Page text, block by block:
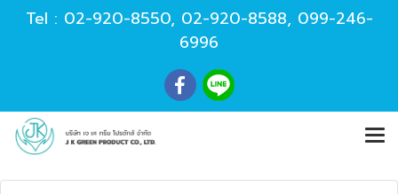
Tel : 02-920-8550, 02-920-8588, 099-246-
6996